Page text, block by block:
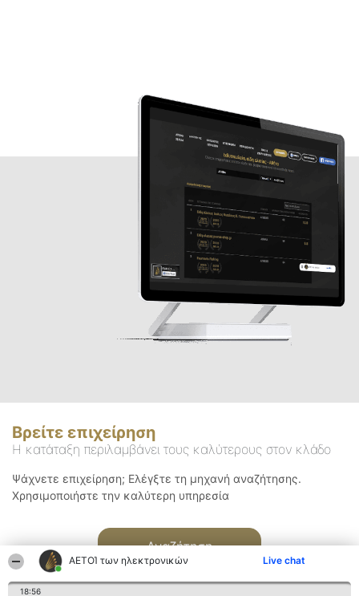
ΑΕΤΟΊ των ηλεκτρονικών Live chat
18:56
Βρείτε επιχείρηση
Η κατάταξη περιλαμβάνει τους καλύτερους στον κλάδο
Ψάχνετε επιχείρηση; Ελέγξτε τη μηχανή αναζήτησης.
Χρησιμοποιήστε την καλύτερη υπηρεσία
Αναζήτηση